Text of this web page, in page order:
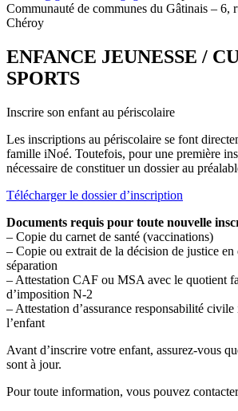
Communauté de communes du Gâtinais – 6,
Chéroy
ENFANCE JEUNESSE /
SPORTS
Inscrire son enfant au périscolaire
Les inscriptions au périscolaire se font
famille iNoé. Toutefois, pour une première
nécessaire de constituer un dossier au
Télécharger le dossier d’inscription
Documents requis pour toute nouvelle
– Copie du carnet de santé (vaccinations)
– Copie ou extrait de la décision de justice en
séparation
– Attestation CAF ou MSA avec le quotient
d’imposition N-2
– Attestation d’assurance responsabilité
l’enfant
Avant d’inscrire votre enfant, assurez-vous
sont à jour.
Pour toute information, vous pouvez